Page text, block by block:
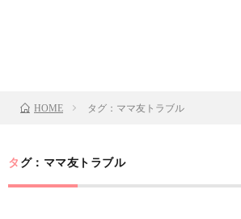
HOME タグ：ママ友トラブル
タグ：ママ友トラブル